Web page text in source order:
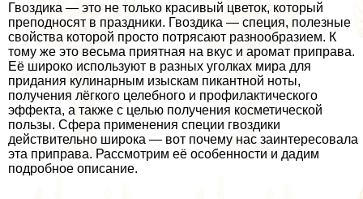
Гвоздика — это не только красивый цветок, который
преподносят в праздники. Гвоздика — специя, полезные
свойства которой просто потрясают разнообразием. К
тому же это весьма приятная на вкус и аромат приправа.
Её широко используют в разных уголках мира для
придания кулинарным изыскам пикантной ноты,
получения лёгкого целебного и профилактического
эффекта, а также с целью получения косметической
пользы. Сфера применения специи гвоздики
действительно широка — вот почему нас заинтересовала
эта приправа. Рассмотрим её особенности и дадим
подробное описание.